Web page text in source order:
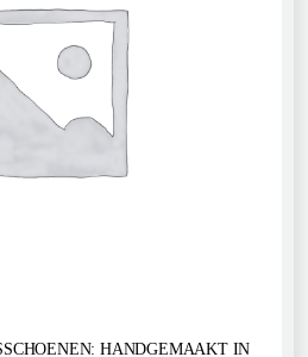
HANDGEMAAKT IN